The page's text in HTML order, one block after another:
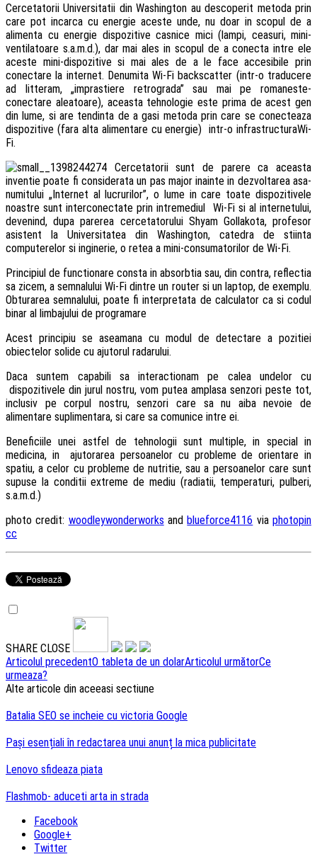
Cercetatorii Universitatii din Washington au descoperit metoda prin
care pot incarca cu energie aceste unde, nu doar in scopul de a
alimenta cu energie dispozitive casnice mici (lampi, ceasuri, mini-
ventilatoare s.a.m.d.), dar mai ales in scopul de a conecta intre ele
aceste mini-dispozitive si mai ales de a le face accesibile prin
conectare la internet. Denumita Wi-Fi backscatter (intr-o traducere
ad litteram, „imprastiere retrograda” sau mai pe romaneste-
conectare aleatoare), aceasta tehnologie este prima de acest gen
din lume, si are tendinta de a gasi metoda prin care se conecteaza
dispozitive (fara alta alimentare cu energie) intr-o infrastructuraWi-
Fi.
Cercetatorii sunt de parere ca aceasta
inventie poate fi considerata un pas major inainte in dezvoltarea asa-
numitului „Internet al lucrurilor”, o lume in care toate dispozitivele
noastre sunt interconectate prin intremediul Wi-Fi si al internetului,
devenind, dupa parerea cercetatorului Shyam Gollakota, profesor
asistent la Universitatea din Washington, catedra de stiinta
computerelor si inginerie, o retea a mini-consumatorilor de Wi-Fi.
Principiul de functionare consta in absorbtia sau, din contra, reflectia
sa zicem, a semnalului Wi-Fi dintre un router si un laptop, de exemplu.
Obturarea semnalului, poate fi interpretata de calculator ca si codul
binar al limbajului de programare
Acest principiu se aseamana cu modul de detectare a pozitiei
obiectelor solide cu ajutorul radarului.
Daca suntem capabili sa interactionam pe calea undelor cu
dispozitivele din jurul nostru, vom putea amplasa senzori peste tot,
inclusiv pe corpul nostru, senzori care sa nu aiba nevoie de
alimentare suplimentara, si care sa comunice intre ei.
Beneficiile unei astfel de tehnologii sunt multiple, in special in
medicina, in ajutorarea persoanelor cu probleme de orientare in
spatiu, a celor cu probleme de nutritie, sau a persoanelor care sunt
supuse la conditii extreme de mediu (radiatii, temperaturi, pulberi,
s.a.m.d.)
photo credit: woodleywonderworks andblueforce4116 viaphotopin
cc
SHARE CLOSE
Navigare
articole
Articolul precedentO tableta de un dolarArticolul următorCe
urmeaza?
Alte articole din aceeasi sectiune
Batalia SEO se incheie cu victoria Google
Pași esențiali în redactarea unui anunț la mica publicitate
Lenovo sfideaza piata
Flashmob- aduceti arta in strada
Facebook
Google+
Twitter